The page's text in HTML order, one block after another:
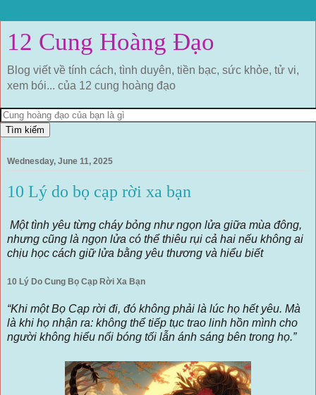
12 Cung Hoàng Đạo
Blog viết về tính cách, tình duyên, tiền bạc, sức khỏe, tử vi,
xem bói... của 12 cung hoàng đạo
Wednesday, June 11, 2025
10 Lý do bọ cạp rời xa bạn
Một tình yêu từng cháy bỏng như ngọn lửa giữa mùa đông,
nhưng cũng là ngọn lửa có thể thiêu rụi cả hai nếu không ai
chịu học cách giữ lửa bằng yêu thương và hiểu biết
10 Lý Do Cung Bọ Cạp Rời Xa Bạn
“Khi một Bọ Cạp rời đi, đó không phải là lúc họ hết yêu. Mà
là khi họ nhận ra: không thể tiếp tục trao linh hồn mình cho
người không hiểu nổi bóng tối lẫn ánh sáng bên trong họ.”